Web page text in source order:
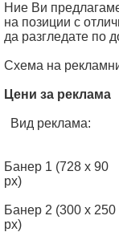
Ние Ви
на позиции с
да разгледате по
Схема на
Цени за реклама
Вид реклама:
Банер 1 (728 x 90
px)
Банер 2 (300 x 250
px)